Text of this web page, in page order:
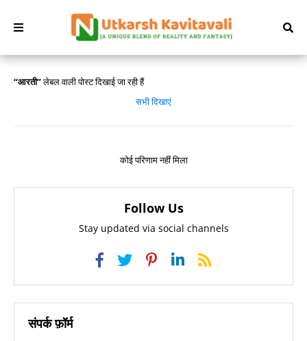
आरती लेबल वाली पोस्ट दिखाई जा रही हैं
सभी दिखाएं
कोई परिणाम नहीं मिला
Follow Us
Stay updated via social channels
संपर्क फ़ॉर्म